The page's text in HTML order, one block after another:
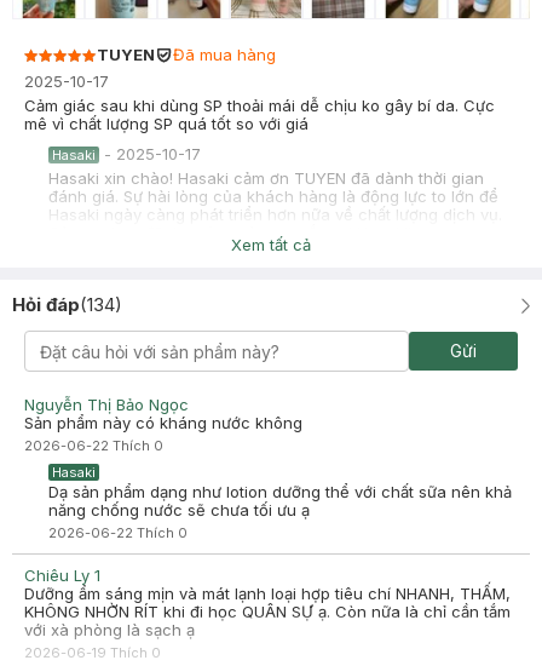
TUYEN
Đã mua hàng
2025-10-17
Cảm giác sau khi dùng SP thoải mái dễ chịu ko gây bí da. Cực
mê vì chất lượng SP quá tốt so với giá
Hasaki - 2025-10-17
Hasaki xin chào! Hasaki cảm ơn TUYEN đã dành thời gian
đánh giá. Sự hài lòng của khách hàng là động lực to lớn để
Hasaki ngày càng phát triển hơn nữa về chất lượng dịch vụ.
Cảm ơn bạn đã tin tưởng và mua sắm tại Hasaki!
2025-06-28
nhẹ),k chống nước,chống nắng tốt.
Hasaki -2025-06-28
Hasaki xin chào! Hasaki cảm ơn Trần Ngân đã dành thời gian
đánh giá. Sự hài lòng của khách hàng là động lực to lớn để
Hasaki ngày càng phát triển hơn nữa về chất lượng dịch vụ.
Cảm ơn bạn đã tin tưởng và mua sắm tại Hasaki!
Xem tất cả
Hỏi đáp(134)
Gửi
Nguyễn Thị Bảo Ngọc
Sản phẩm này có kháng nước không
2026-06-22 Thích 0
Hasaki
Dạ sản phẩm dạng như lotion dưỡng thể với chất sữa nên khả
năng chống nước sẽ chưa tối ưu ạ
2026-06-22 Thích 0
Chiêu Ly 1
Dưỡng ẩm sáng mịn và mát lạnh loại hợp tiêu chí NHANH, THẤM,
KHÔNG NHỜN RÍT khi đi học QUÂN SỰ ạ. Còn nữa là chỉ cần tắm
với xà phòng là sạch ạ
2026-06-19 Thích 0